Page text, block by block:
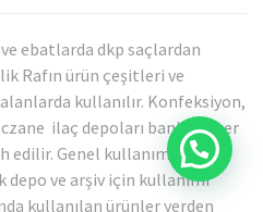
ebatlarda dkp saçlardan
Rafın ürün çeşitleri ve
kullanılır. Konfeksiyon,
ilaç depoları banka noter
Genel kullanım amacı
ve arşiv için kullanımı
kullanılan ürünler yerden